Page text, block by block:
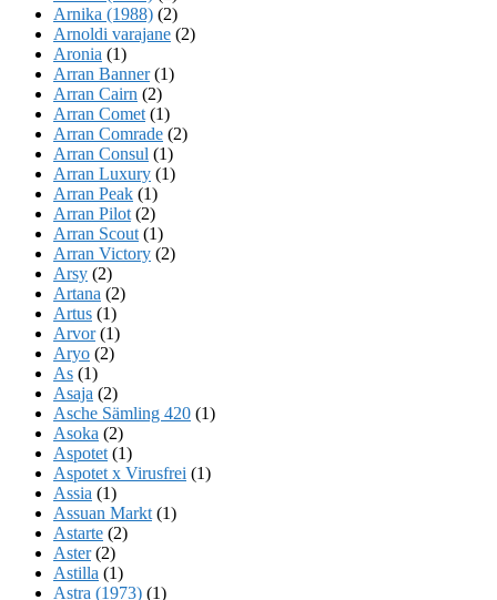
Arnika (1988) (2)
Arnoldi varajane (2)
Aronia (1)
Arran Banner(1)
Arran Cairn (2)
Arran Comet (1)
Arran Comrade (2)
Arran Consul (1)
Arran Luxury (1)
Arran Peak (1)
Arran Pilot (2)
Arran Scout (1)
Arran Victory (2)
Arsy (2)
Artana (2)
Artus (1)
Arvor(1)
Aryo (2)
As (1)
Asaja (2)
Asche Sämling 420 (1)
Asoka (2)
Aspotet (1)
Aspotet x Virusfrei (1)
Assia (1)
Assuan Markt (1)
Astarte (2)
Aster(2)
Astilla (1)
Astra (1973) (1)